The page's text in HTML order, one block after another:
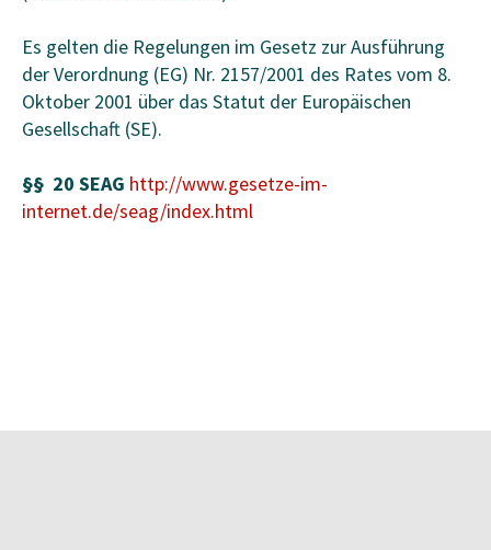
Es gelten die Regelungen im Gesetz zur Ausführung
der Verordnung (EG) Nr. 2157/2001 des Rates vom 8.
Oktober 2001 über das Statut der Europäischen
Gesellschaft (SE).
§§ 20 SEAG http://www.gesetze-im-
internet.de/seag/index.html